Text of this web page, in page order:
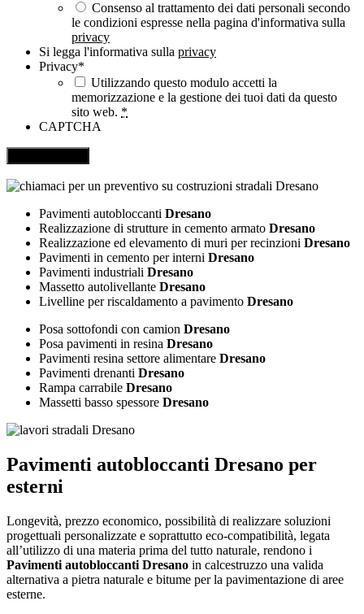
Consenso al trattamento dei dati personali secondo
le condizioni espresse nella pagina d'informativa sulla
privacy
Si legga l'informativa sulla privacy
Privacy*
Utilizzando questo modulo accetti la
memorizzazione e la gestione dei tuoi dati da questo
sito web. *
CAPTCHA
Pavimenti autobloccanti Dresano
Realizzazione di strutture in cemento armato Dresano
Realizzazione ed elevamento di muri per recinzioni Dresano
Pavimenti in cemento per interni Dresano
Pavimenti industriali Dresano
Massetto autolivellante Dresano
Livelline per riscaldamento a pavimento Dresano
Posa sottofondi con camion Dresano
Posa pavimenti in resina Dresano
Pavimenti resina settore alimentare Dresano
Pavimenti drenanti Dresano
Rampa carrabile Dresano
Massetti basso spessore Dresano
Pavimenti autobloccanti Dresano per
esterni
Longevità, prezzo economico, possibilità di realizzare soluzioni
progettuali personalizzate e soprattutto eco-compatibilità, legata
all’utilizzo di una materia prima del tutto naturale, rendono i
Pavimenti autobloccanti Dresano in calcestruzzo una valida
alternativa a pietra naturale e bitume per la pavimentazione di aree
esterne.